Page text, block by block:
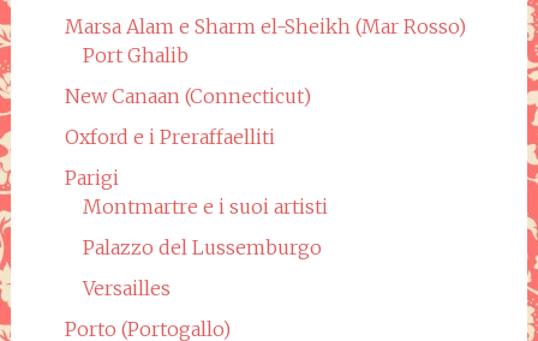
Marsa Alam e Sharm el-Sheikh (Mar Rosso)
Port Ghalib
New Canaan (Connecticut)
Oxford e i Preraffaelliti
Parigi
Montmartre e i suoi artisti
Palazzo del Lussemburgo
Versailles
Porto (Portogallo)